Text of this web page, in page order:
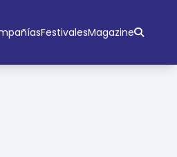
FestivalesMagazine